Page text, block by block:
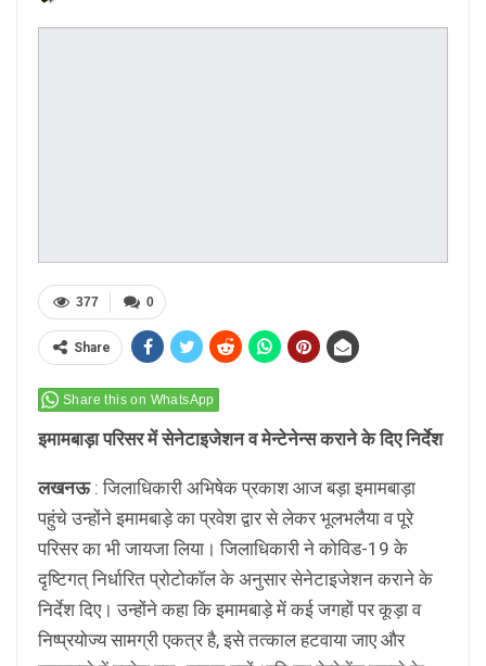
0
377
Share
Share this on WhatsApp
इमामबाड़ा परिसर में सेनेटाइजेशन व मेन्टेनेन्स कराने के दिए निर्देश
लखनऊ: जिलाधिकारी अभिषेक प्रकाश आज बड़ा इमामबाड़ा
पहुंचे उन्होंने इमामबाड़े का प्रवेश द्वार से लेकर भूलभलैया व पूरे
परिसर का भी जायजा लिया। जिलाधिकारी ने कोविड-19 के
दृष्टिगत् निर्धारित प्रोटोकाॅल के अनुसार सेनेटाइजेशन कराने के
निर्देश दिए। उन्होंने कहा कि इमामबाड़े में कई जगहों पर कूड़ा व
निष्प्रयोज्य सामग्री एकत्र है, इसे तत्काल हटवाया जाए और